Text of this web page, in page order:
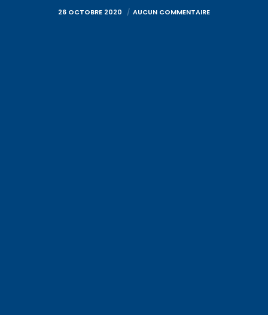
26 OCTOBRE 2020 AUCUN COMMENTAIRE